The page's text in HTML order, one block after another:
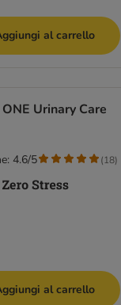
al carrello
Urinary Care
4.6/5 (18)
al carrello